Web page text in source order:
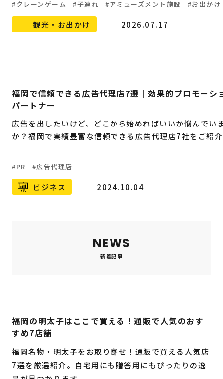
クレーンゲーム 子連れ アミューズメント施設 お出かけ
観光・お出かけ 2026.07.17
福岡で信頼できる広告代理店7選｜効果的プロモーシ
パートナー
広告を出したいけど、どこから始めればいいか悩んでい
か？福岡で実績豊富な信頼できる広告代理店7社をご紹
PR 広告代理店
ビジネス 2024.10.04
NEWS
新着記事
福岡の明太子はここで買える！通販で人気のおす
すめ7店舗
福岡名物・明太子をお取り寄せ！通販で買える人気店
7選を厳選紹介。自宅用にも贈答用にもぴったりの逸